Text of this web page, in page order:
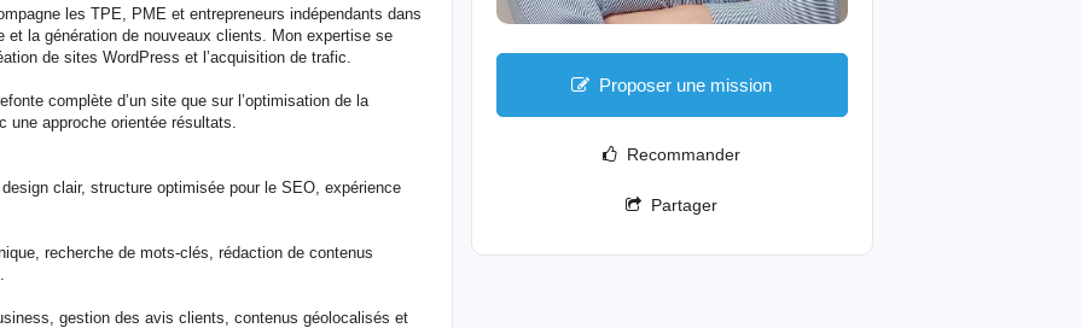
les TPE, PME et entrepreneurs indépendants dans
et la génération de nouveaux clients. Mon expertise se
de sites WordPress et l’acquisition de trafic.
complète d’un site que sur l’optimisation de la
une approche orientée résultats.
clair, structure optimisée pour le SEO, expérience
recherche de mots-clés, rédaction de contenus
gestion des avis clients, contenus géolocalisés et
Proposer une mission
Recommander
Partager